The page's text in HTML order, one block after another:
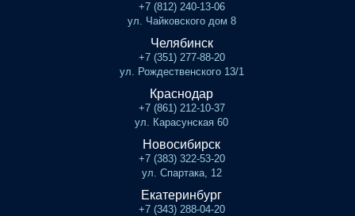
+7 (812) 240-13-06
ул. Чайковского дом 8
Челябинск
+7 (351) 277-88-20
ул. Рождественского 13/1
Краснодар
+7 (861) 212-10-37
ул. Карасунская 60
Новосибирск
+7 (383) 322-53-20
ул. Спартака, 12
Екатеринбург
+7 (343) 288-04-20